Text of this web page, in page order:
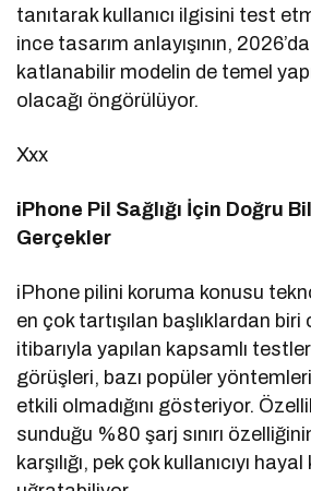
tanıtarak kullanıcı ilgisini test
ince tasarım anlayışının,
katlanabilir modelin de temel
olacağı öngörülüyor.
Xxx
iPhone Pil Sağlığı İçin Doğru
Gerçekler
iPhone pilini koruma konusu
en çok tartışılan başlıklardan biri
itibarıyla yapılan kapsamlı
görüşleri, bazı popüler
etkili olmadığını gösteriyor.
sunduğu %80 şarj sınırı
karşılığı, pek çok kullanıcıyı hayal